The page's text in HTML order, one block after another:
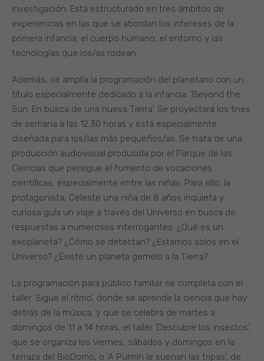
investigación. Está estructurado en tres ámbitos de
experiencias en las que se abordan los intereses de la
primera infancia: el cuerpo humano, el entorno y las
tecnologías que los/as rodean.
Además, se amplía la programación del planetario con un
título especialmente dedicado a la infancia: ‘Beyond the
Sun. En busca de una nueva Tierra’. Se proyectará los fines
de semana a las 12.30 horas y está especialmente
diseñada para los/las más pequeños/as. Se trata de una
producción audiovisual producida por el Parque de las
Ceincias que persigue el fomento de vocaciones
científicas, especialmente entre las niñas. Para ello, la
protagonista, Celeste una niña de 8 años inquieta y
curiosa guía un viaje a través del Universo en busca de
respuestas a numerosos interrogantes: ¿Qué es un
exoplaneta? ¿Cómo se detectan? ¿Estamos solos en el
Universo? ¿Existe un planeta gemelo a la Tierra?
La programación para público familiar se completa con el
taller ‘Sigue el ritmo’, donde se aprende la ciencia que hay
detrás de la música, y que se celebra de martes a
domingos de 11 a 14 horas, el taller ‘Descubre los insectos’,
que se organiza los viernes, sábados y domingos en la
terraza del BioDomo, o ‘A Pulmín le suenan las tripas’, de